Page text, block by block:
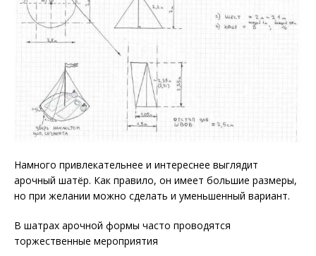
Намного привлекательнее и интереснее выглядит
арочный шатёр. Как правило, он имеет большие размеры,
но при желании можно сделать и уменьшенный вариант.
В шатрах арочной формы часто проводятся
торжественные мероприятия